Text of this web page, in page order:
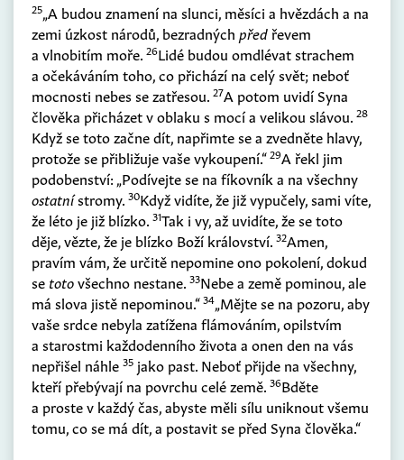
25„A budou znamení na slunci, měsíci a hvězdách a na
zemi úzkost národů, bezradných před řevem
a vlnobitím moře. 26Lidé budou omdlévat strachem
a očekáváním toho, co přichází na celý svět; neboť
mocnosti nebes se zatřesou. 27A potom uvidí Syna
člověka přicházet v oblaku s mocí a velikou slávou. 28
Když se toto začne dít, napřimte se a zvedněte hlavy,
protože se přibližuje vaše vykoupení.“29A řekl jim
podobenství: „Podívejte se na fíkovník a na všechny
ostatnístromy. 30Když vidíte, že již vypučely, sami víte,
že léto je již blízko. 31Tak i vy, až uvidíte, že se toto
děje, vězte, že je blízko Boží království. 32Amen,
pravím vám, že určitě nepomine ono pokolení, dokud
se totovšechno nestane. 33Nebe a země pominou, ale
má slova jistě nepominou.“34„Mějte se na pozoru, aby
vaše srdce nebyla zatížena flámováním, opilstvím
a starostmi každodenního života a onen den na vás
nepřišel náhle 35 jako past. Neboť přijde na všechny,
kteří přebývají na povrchu celé země. 36Bděte
a proste v každý čas, abyste měli sílu uniknout všemu
tomu, co se má dít, a postavit se před Syna člověka.“